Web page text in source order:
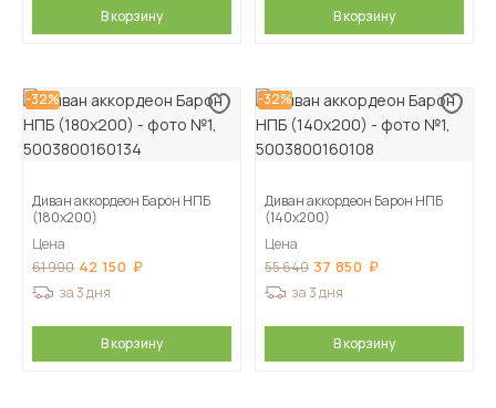
В корзину В корзину
-32%
Диван аккордеон Барон НПБ
(180х200)
Цена
61 990 42 150
за 3 дня
В корзину
-32%
Диван аккордеон Барон НПБ
(140х200)
Цена
55 640 37 850
за 3 дня
В корзину